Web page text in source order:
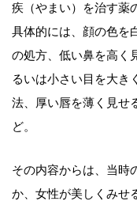
疾（やまい）を治す薬
具体的には、顔の色を
の処方、低い鼻を高く
るいは小さい目を大き
法、厚い唇を薄く見せ
ど。
その内容からは、当時
か、女性が美しくみせ